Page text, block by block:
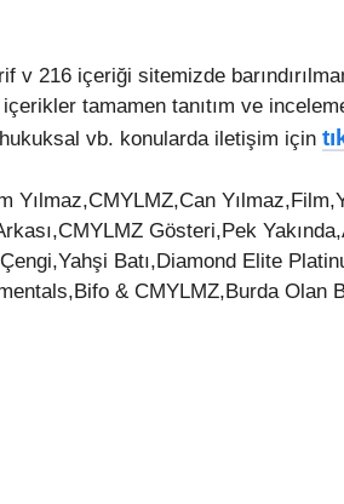
v 216 içeriği sitemizde
tamamen tanıtım ve
vb. konularda iletişim için
Yılmaz,CMYLMZ,Can
Gösteri,Pek
Batı,Diamond Elite
& CMYLMZ,Burda Olan